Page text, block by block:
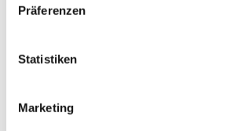
Präferenzen
Statistiken
Marketing